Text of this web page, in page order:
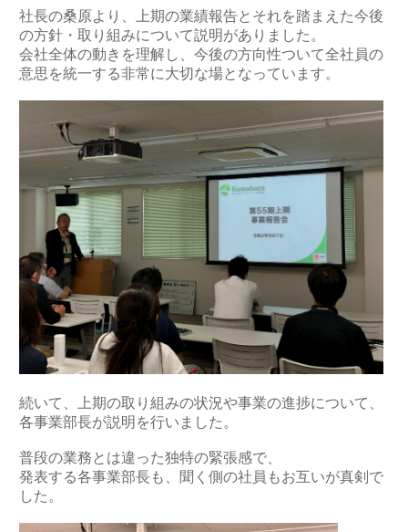
社長の桑原より、上期の業績報告とそれを踏まえた今後
の方針・取り組みについて説明がありました。
会社全体の動きを理解し、今後の方向性ついて全社員の
意思を統一する非常に大切な場となっています。
続いて、上期の取り組みの状況や事業の進捗について、
各事業部長が説明を行いました。
普段の業務とは違った独特の緊張感で、
発表する各事業部長も、聞く側の社員もお互いが真剣で
した。